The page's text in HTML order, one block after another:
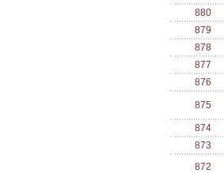
880
879
878
877
876
875
874
873
872